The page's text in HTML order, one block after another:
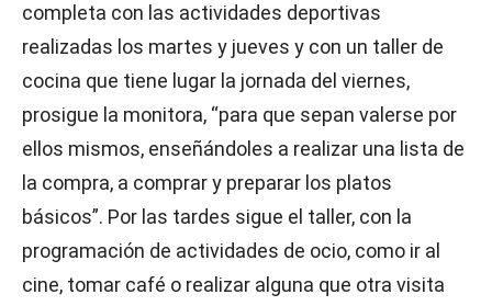
completa con las actividades deportivas
realizadas los martes y jueves y con un taller de
cocina que tiene lugar la jornada del viernes,
prosigue la monitora, “para que sepan valerse por
ellos mismos, enseñándoles a realizar una lista de
la compra, a comprar y preparar los platos
básicos”. Por las tardes sigue el taller, con la
programación de actividades de ocio, como ir al
cine, tomar café o realizar alguna que otra visita